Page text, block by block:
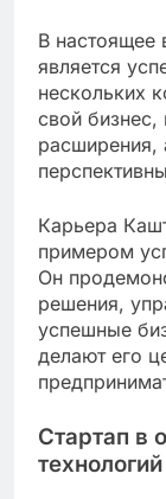
В настоящее
является
нескольких
свой
расширения,
Карьера
примером
Он
решения,
успешные
делают его
Стартап в
технологий